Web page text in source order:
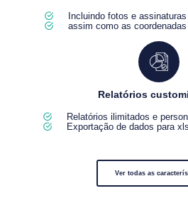
Incluindo fotos e assinaturas
assim como as
Relatórios
Relatórios ilimitados e
Exportação de dados para
Ver todas as